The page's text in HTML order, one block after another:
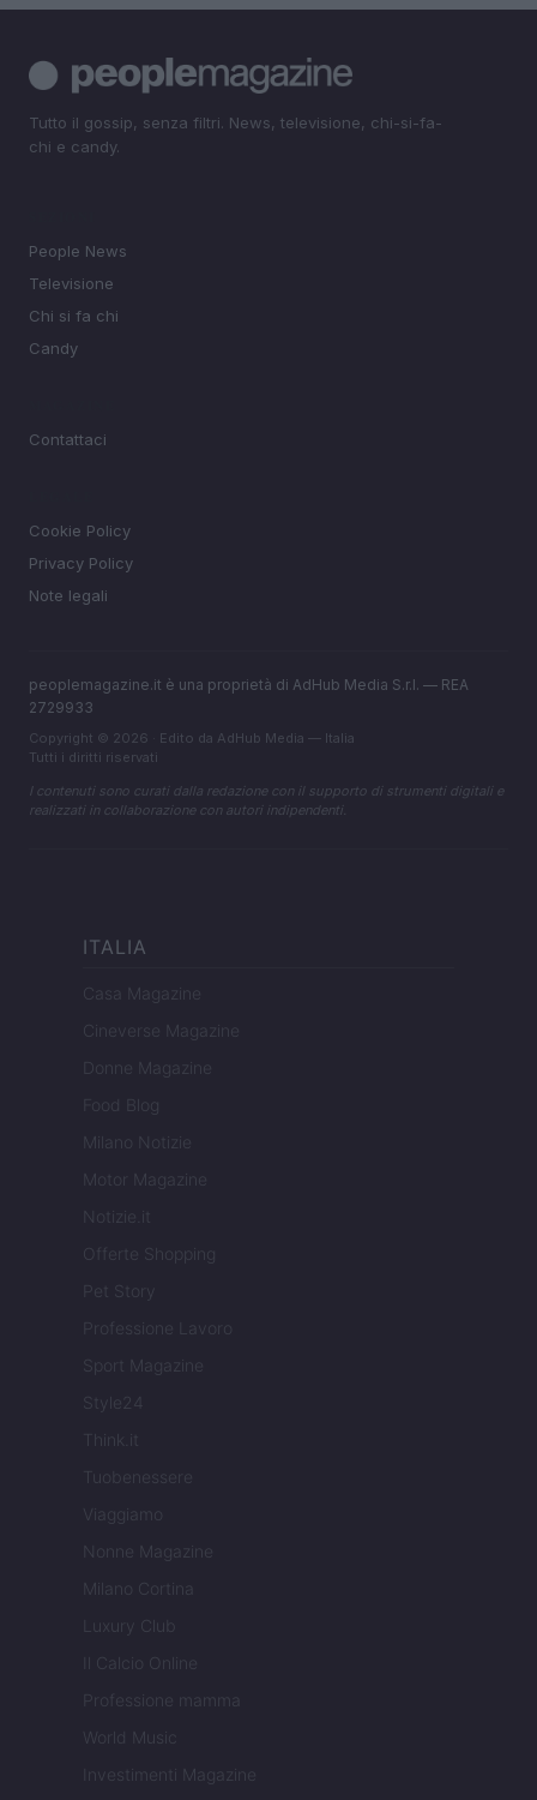
Tutto il gossip, senza filtri. News, televisione, chi-si-fa-
chi e candy.
People News
Televisione
Chi si fa chi
Candy
Contattaci
Cookie Policy
Privacy Policy
Note legali
peoplemagazine.it è una proprietà di AdHub Media S.r.l. — REA
2729933
Copyright © 2026 · Edito da AdHub Media — Italia
Tutti i diritti riservati
I contenuti sono curati dalla redazione con il supporto di strumenti digitali e
realizzati in collaborazione con autori indipendenti.
ITALIA
Casa Magazine
Cineverse Magazine
Donne Magazine
Food Blog
Milano Notizie
Motor Magazine
Notizie.it
Offerte Shopping
Pet Story
Professione Lavoro
Sport Magazine
Style24
Think.it
Tuobenessere
Viaggiamo
Nonne Magazine
Milano Cortina
Luxury Club
Il Calcio Online
Professione mamma
World Music
Investimenti Magazine